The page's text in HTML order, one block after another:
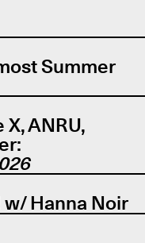
Summer
X, ANRU,
w/ Hanna Noir